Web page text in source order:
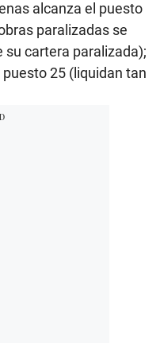
alcanza el puesto
paralizadas se
su cartera paralizada);
25 (liquidan tan